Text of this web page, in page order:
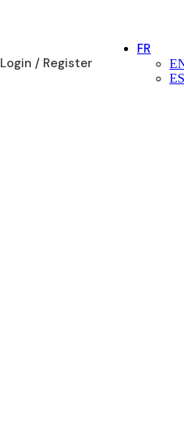
Login / Register
FR
ES